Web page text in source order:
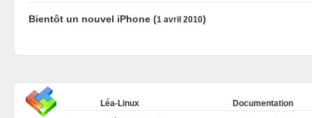
Bientôt un nouvel iPhone(1 avril 2010)
Léa-Linux
Documentation